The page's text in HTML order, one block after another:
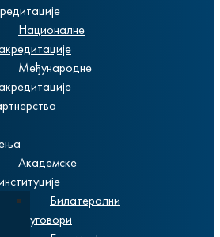
Националне
Међународне
Академске
Билатерални
уговори